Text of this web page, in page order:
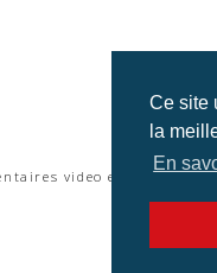
Ce site
la
En
video et cinéma |